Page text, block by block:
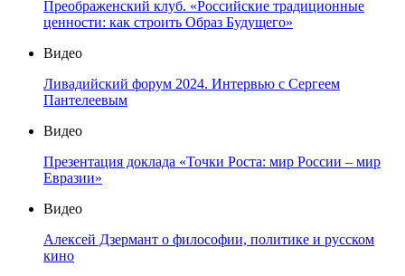
Преображенский клуб. «Российские традиционные
ценности: как строить Образ Будущего»
Видео
Ливадийский форум 2024. Интервью с Сергеем
Пантелеевым
Видео
Презентация доклада «Точки Роста: мир России – мир
Евразии»
Видео
Алексей Дзермант о философии, политике и русском
кино